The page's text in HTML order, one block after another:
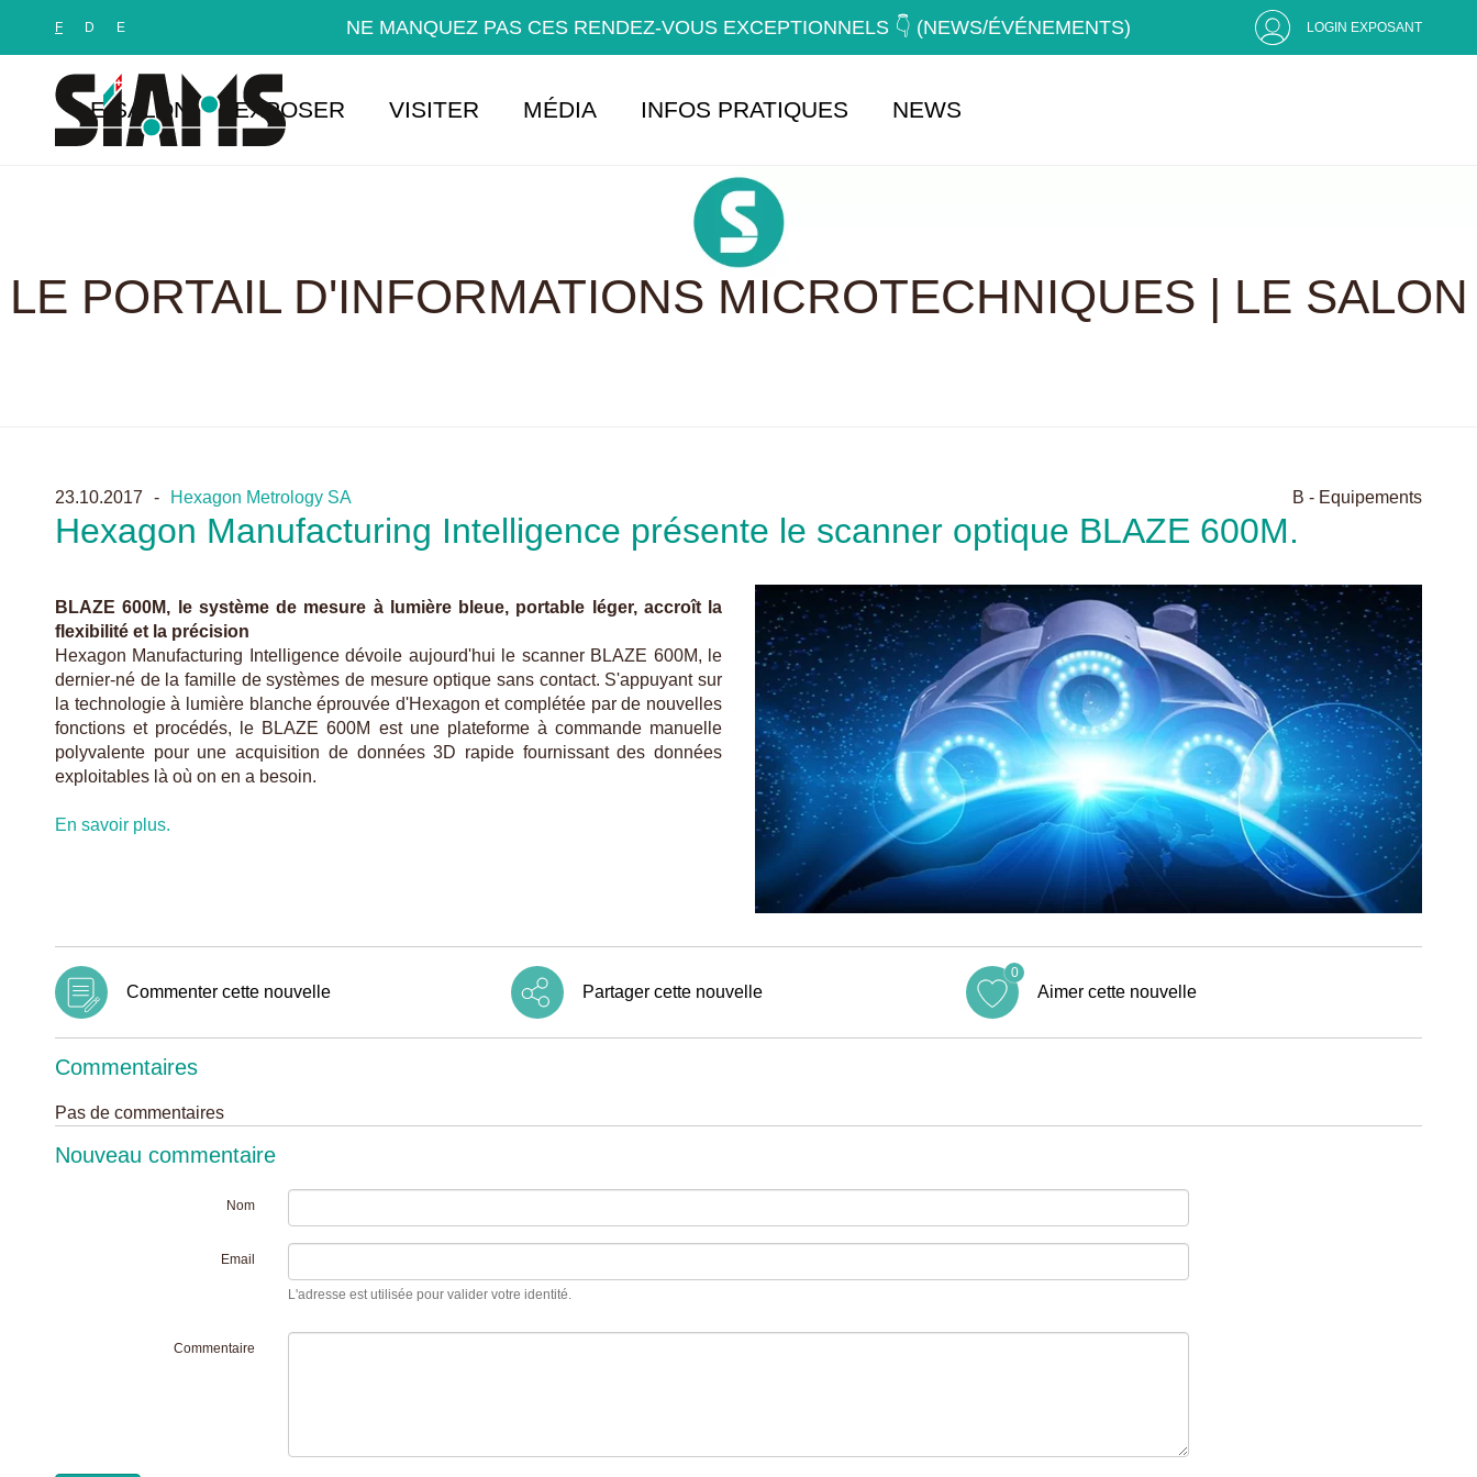
F D E NE MANQUEZ PAS CES RENDEZ-VOUS EXCEPTIONNELS 👇 (NEWS/ÉVÉNEMENTS) LOGIN EXPOSANT
LE SALON EXPOSER VISITER MÉDIA INFOS PRATIQUES NEWS
LE PORTAIL D'INFORMATIONS MICROTECHNIQUES | LE SALON
23.10.2017 Hexagon Metrology SA B - Equipements
Hexagon Manufacturing Intelligence présente le scanner optique BLAZE 600M.
BLAZE 600M, le système de mesure à lumière bleue, portable léger, accroît la
flexibilité et la précision
Hexagon Manufacturing Intelligence dévoile aujourd'hui le scanner BLAZE 600M, le
dernier-né de la famille de systèmes de mesure optique sans contact. S'appuyant sur
la technologie à lumière blanche éprouvée d'Hexagon et complétée par de nouvelles
fonctions et procédés, le BLAZE 600M est une plateforme à commande manuelle
polyvalente pour une acquisition de données 3D rapide fournissant des données
exploitables là où on en a besoin.
En savoir plus.
Commenter cette nouvelle Partager cette nouvelle Aimer cette nouvelle
0
Commentaires
Pas de commentaires
Nouveau commentaire
Nom
Email
L'adresse est utilisée pour valider votre identité.
Commentaire